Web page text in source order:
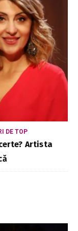
DE TOP
Artista